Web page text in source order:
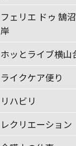
フェリエ ドゥ 鵠
岸
ホッとライブ横山
ライクケア便り
リハビリ
レクリエーション